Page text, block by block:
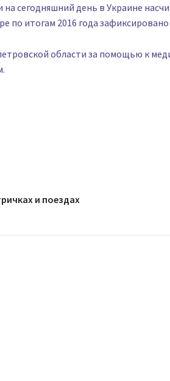
сегодняшний день в Украине
по итогам 2016 года
области за помощью к
и поездах